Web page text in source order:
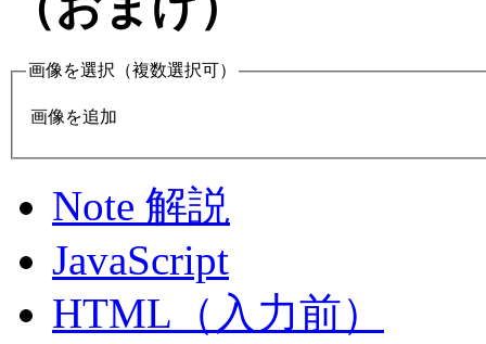
画像を選択（複数選択可）
画像を追加
Note 解説
JavaScript
HTML（入力前）